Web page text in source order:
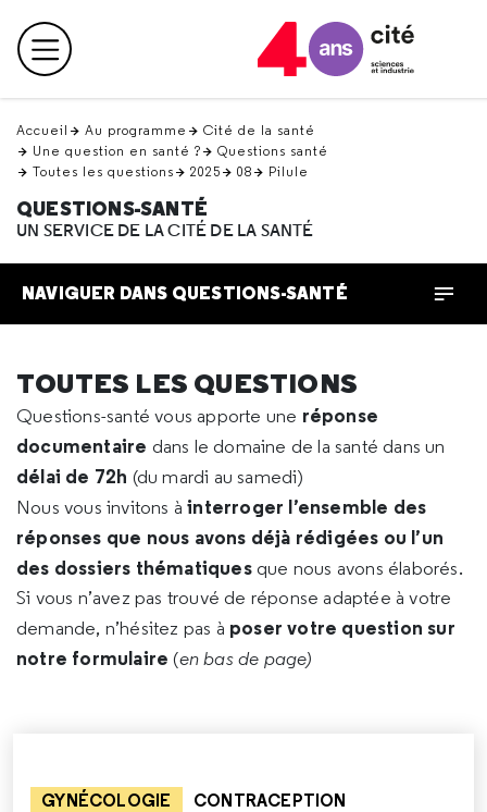
en
haut Menu principal
Accueil Au programme
Cité de la santé
Une question en santé ?
Questions santé
Toutes les questions
2025 08 Pilule
QUESTIONS-SANTÉ
UN SERVICE DE LA CITÉ DE LA SANTÉ
NAVIGUER DANS QUESTIONS-SANTÉ
TOUTES LES QUESTIONS
Questions-santé vous apporte une réponse
documentaire dans le domaine de la santé dans un
délai de 72h (du mardi au samedi)
Nous vous invitons àinterroger l’ensemble des
réponses que nous avons déjà rédigées ou l’un
des dossiers thématiques que nous avons élaborés.
Si vous n’avez pas trouvé de réponse adaptée à votre
demande, n’hésitez pas à poser votre question sur
notre formulaire (en bas de page)
GYNÉCOLOGIE CONTRACEPTION